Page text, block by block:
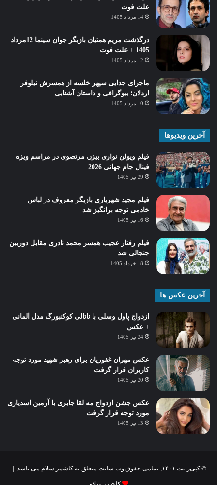
علت فوت
14 مرداد 1405
درگذشت مریم همتیان بازیگر جوان سینما 12مرداد
1405 + علت فوت
12 مرداد 1405
ماجرای جدایی سپهر خلسه از همسرش نیلوفر
اردلان؛ بیوگرافی و داستان آشنایی
10 مرداد 1405
آخرین ویدیوها
فیلم ویولن نوازی بیژن مرتضوی در مراسم ویژه
فینال جام جهانی 2026
29 تیر 1405
فیلم مجید شهریاری بازیگر معروف در لباس
خادمی توجه برانگیز شد
16 تیر 1405
فیلم رفتار عجیب همسر محمد نادری مقابل دوربین
جنجالی شد
18 خرداد 1405
آخرین عکس ها
ازدواج پاول وسلی با ناتالی کوکنبورگ مدل آلمانی
+ عکس
24 تیر 1405
عکس مهران غفوریان برای رهبر شهید مورد توجه
کاربران قرار گرفت
20 تیر 1405
عکس جشن ازدواج مه لقا جابری با آرمین اسدیاری
مورد توجه قرار گرفت
13 تیر 1405
© کپی‌رایت ۱۴۰۱, تمامی حقوق وب سایت متعلق به کاشمر سلام می باشد |